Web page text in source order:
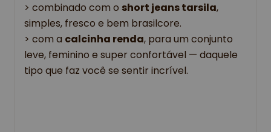
> combinado com o short jeans tarsila,
simples, fresco e bem brasilcore.
> com a calcinha renda, para um conjunto
leve, feminino e super confortável — daquele
tipo que faz você se sentir incrível.